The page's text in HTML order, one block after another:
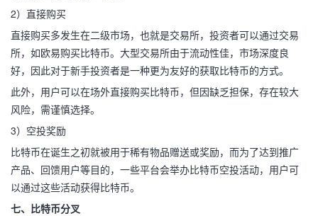
2）直接购买
直接购买多发生在二级市场，也就是交易所，投资者可以通过交易
所，如欧易购买比特币。大型交易所由于流动性佳，市场深度良
好，因此对于新手投资者是一种更为友好的获取比特币的方式。
此外，用户可以在场外直接购买比特币，但因缺乏担保，存在较大
风险，需谨慎选择。
3）空投奖励
比特币在诞生之初就被用于稀有物品赠送或奖励，而为了达到推广
产品、回馈用户等目的，一些平台会举办比特币空投活动，用户可
以通过这些活动获得比特币。
七、比特币分叉